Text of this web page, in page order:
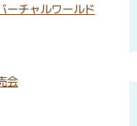
ーチャルワールド
会